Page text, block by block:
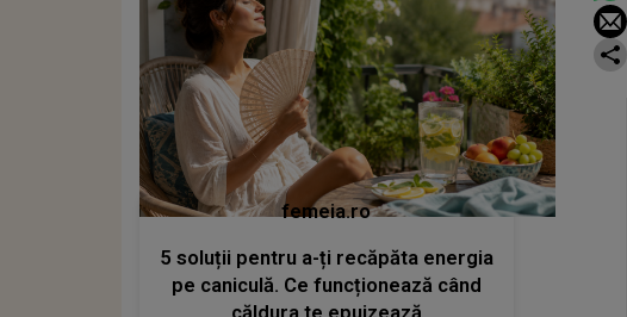
femeia.ro
5 soluții pentru a-ți recăpăta energia
pe caniculă. Ce funcționează când